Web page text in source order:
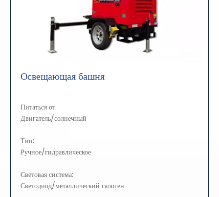
Освещающая башня
Питаться от:
Двигатель/солнечный
Тип:
Ручное/гидравлическое
Световая система:
Светодиод/металлический галоген